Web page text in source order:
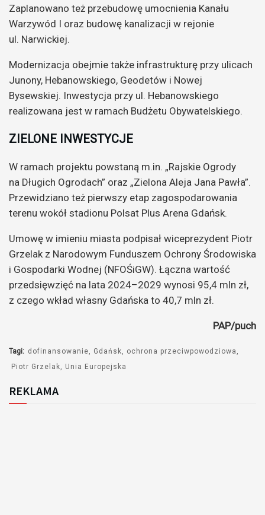
Zaplanowano też przebudowę umocnienia Kanału
Warzywód I oraz budowę kanalizacji w rejonie
ul. Narwickiej.
Modernizacja obejmie także infrastrukturę przy ulicach
Junony, Hebanowskiego, Geodetów i Nowej
Bysewskiej. Inwestycja przy ul. Hebanowskiego
realizowana jest w ramach Budżetu Obywatelskiego.
ZIELONE INWESTYCJE
W ramach projektu powstaną m.in. „Rajskie Ogrody
na Długich Ogrodach” oraz „Zielona Aleja Jana Pawła”.
Przewidziano też pierwszy etap zagospodarowania
terenu wokół stadionu Polsat Plus Arena Gdańsk.
Umowę w imieniu miasta podpisał wiceprezydent Piotr
Grzelak z Narodowym Funduszem Ochrony Środowiska
i Gospodarki Wodnej (NFOŚiGW). Łączna wartość
przedsięwzięć na lata 2024–2029 wynosi 95,4 mln zł,
z czego wkład własny Gdańska to 40,7 mln zł.
PAP/puch
Tagi: dofinansowanie Gdańsk
ochrona przeciwpowodziowa
Piotr Grzelak
Unia Europejska
REKLAMA